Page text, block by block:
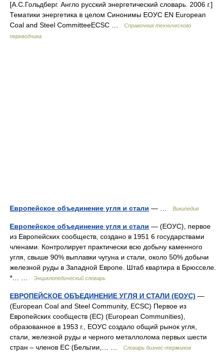
[А.С.Гольдберг. Англо русский энергетический словарь. 2006 г.]
Тематики энергетика в целом Синонимы ЕОУС EN European
Coal and Steel CommitteeECSC …
Справочник технического
переводчика
Европейское объединение угля и стали — … Википедия
Европейское объединение угля и стали — (ЕОУС), первое
из Европейских сообществ, создано в 1951 6 государствами
членами. Контролирует практически всю добычу каменного
угля, свыше 90% выплавки чугуна и стали, около 50% добычи
железной руды в Западной Европе. Штаб квартира в Брюсселе.
*… …
Энциклопедический словарь
ЕВРОПЕЙСКОЕ ОБЪЕДИНЕНИЕ УГЛЯ И СТАЛИ (ЕОУС) —
(European Coal and Steel Community, ECSC) Первое из
Европейских сообществ (ЕС) (European Communities),
образованное в 1953 г., ЕОУС создало общий рынок угля,
стали, железной руды и черного металлолома первых шести
стран – членов ЕС (Бельгии,… …
Словарь бизнес-терминов